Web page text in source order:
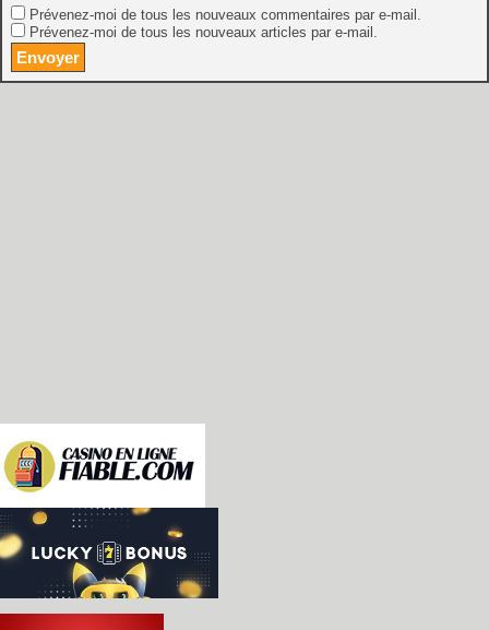
Prévenez-moi de tous les nouveaux commentaires par e-mail.
Prévenez-moi de tous les nouveaux articles par e-mail.